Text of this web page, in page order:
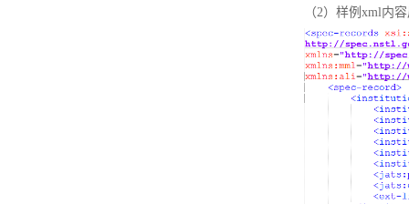
（2）样例xml内